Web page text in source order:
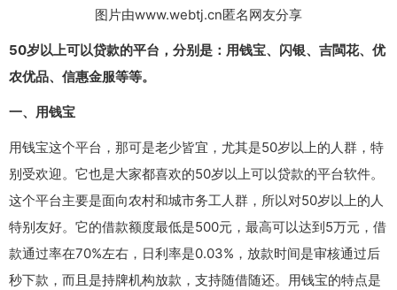
图片由www.webtj.cn匿名网友分享
50岁以上可以贷款的平台，分别是：用钱宝、闪银、吉閩花、优
农优品、信惠金服等等。
一、用钱宝
用钱宝这个平台，那可是老少皆宜，尤其是50岁以上的人群，特
别受欢迎。它也是大家都喜欢的50岁以上可以贷款的平台软件。
这个平台主要是面向农村和城市务工人群，所以对50岁以上的人
特别友好。它的借款额度最低是500元，最高可以达到5万元，借
款通过率在70%左右，日利率是0.03%，放款时间是审核通过后
秒下款，而且是持牌机构放款，支持随借随还。用钱宝的特点是